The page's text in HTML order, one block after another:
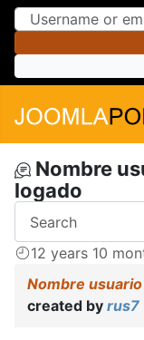
Nombre
logado
12 years 10
Nombre
created by rus7